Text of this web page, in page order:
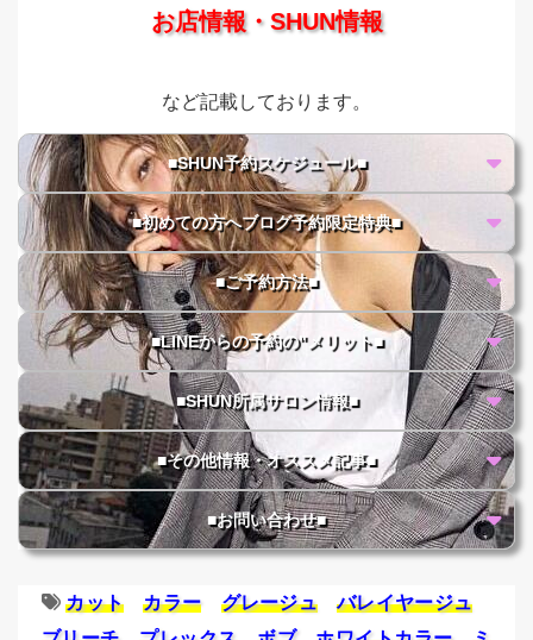
お店情報・SHUN情報
など記載しております。
■SHUN予約スケジュール■
■初めての方へブログ予約限定特典■
■ご予約方法■
■LINEからの予約の"メリット■
■SHUN所属サロン情報■
■その他情報・オススメ記事■
■お問い合わせ■
カット カラー グレージュ
バレイヤージュ